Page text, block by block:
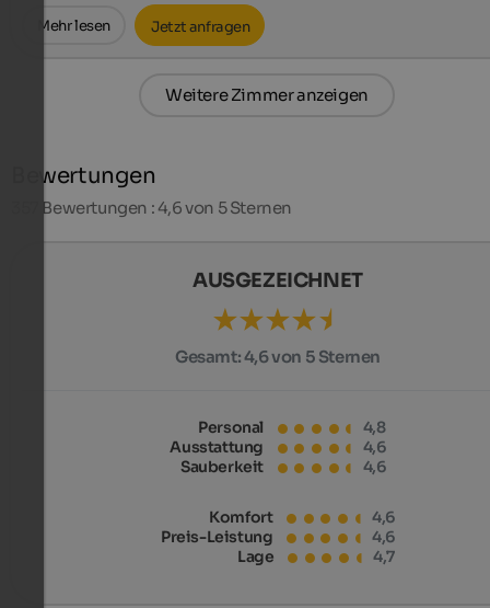
Mehr lesen Jetzt anfragen
Weitere Zimmer anzeigen
Bewertungen
Bewertungen : 4,6 von 5 Sternen
AUSGEZEICHNET
Gesamt:4,6 von 5 Sternen
Personal
4,8
Ausstattung
4,6
Sauberkeit
4,6
Komfort
4,6
Preis-Leistung
4,6
Lage
4,7